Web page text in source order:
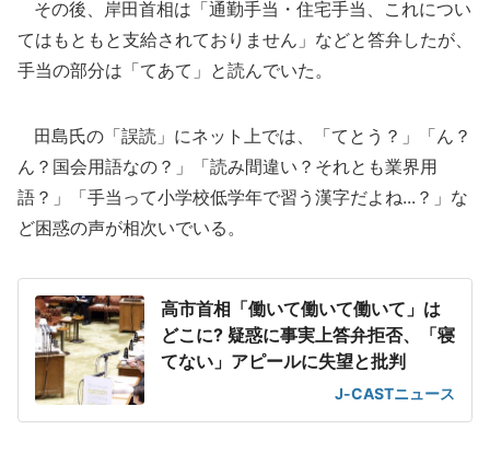
その後、岸田首相は「通勤手当・住宅手当、これについ
てはもともと支給されておりません」などと答弁したが、
手当の部分は「てあて」と読んでいた。
田島氏の「誤読」にネット上では、「てとう？」「ん？
ん？国会用語なの？」「読み間違い？それとも業界用
語？」「手当って小学校低学年で習う漢字だよね...？」な
ど困惑の声が相次いでいる。
高市首相「働いて働いて働いて」は
どこに? 疑惑に事実上答弁拒否、「寝
てない」アピールに失望と批判
J-CASTニュース